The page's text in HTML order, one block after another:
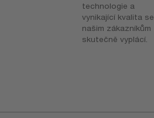
technologie a
vynikající kvalita se
našim zákazníkům
skutečně vyplácí.